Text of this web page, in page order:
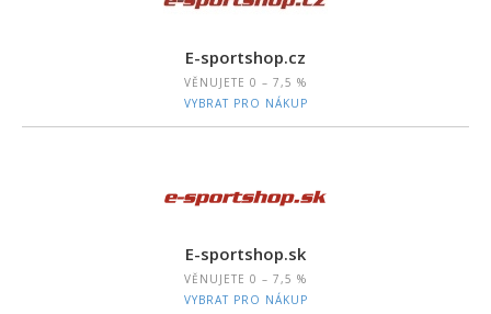
E-sportshop.cz
VĚNUJETE 0 – 7,5 %
VYBRAT PRO NÁKUP
E-sportshop.sk
VĚNUJETE 0 – 7,5 %
VYBRAT PRO NÁKUP